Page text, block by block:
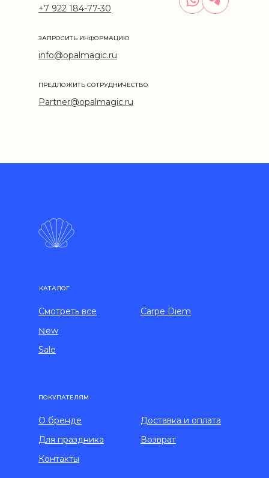
info@opalmagic.ru
+7 922 184-77-30
ЗАПРОСИТЬ ИНФОРМАЦИЮ
Partner@opalmagic.ru
ПРЕДЛОЖИТЬ СОТРУДНИЧЕСТВО
О бренде
Доставка и оплата
Возврат
КАТАЛОГ
ПОКУПАТЕЛЯМ
Carpe Diem
Смотреть все
New
Sale
Контакты
Для праздника